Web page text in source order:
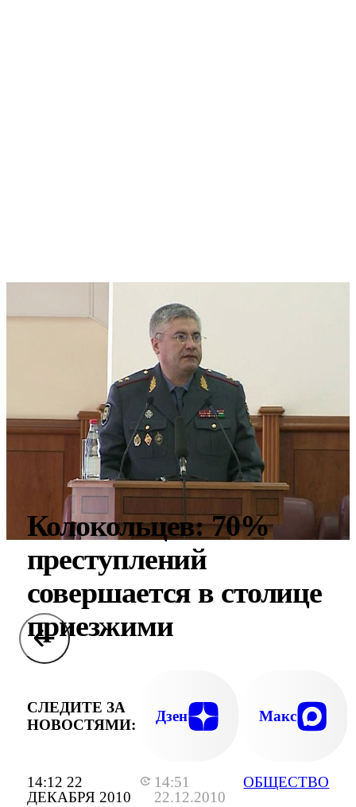
14:12 22
ДЕКАБРЯ 2010
14:51
22.12.2010
ОБЩЕСТВО
Колокольцев: 70%
преступлений
совершается в столице
приезжими
СЛЕДИТЕ ЗА
НОВОСТЯМИ:
Дзен Макс